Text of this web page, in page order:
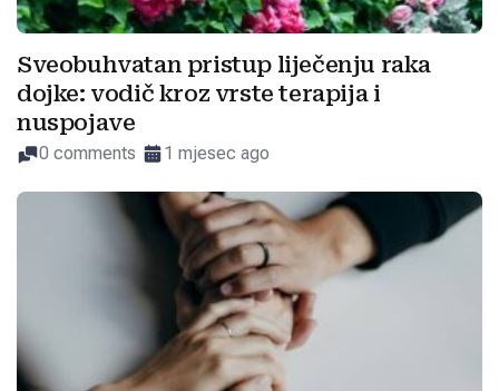
Sveobuhvatan pristup liječenju raka
dojke: vodič kroz vrste terapija i
nuspojave
0 comments 1 mjesec ago